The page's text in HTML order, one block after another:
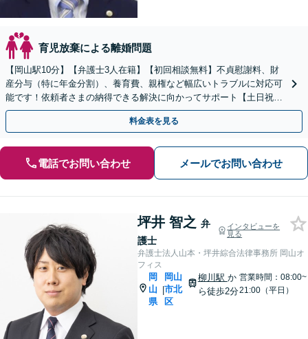
育児放棄による離婚問題
【岡山駅10分】【弁護士3人在籍】【初回相談無料】不貞慰謝料、財
産分与（特に年金分割）、養育費、親権など幅広いトラブルに対応可
能です！依頼者さまの納得できる解決に向かってサポート【土日祝／
夜間対応可】【当日／電話相談可】
料金表を見る
電話でお問い合わせ メールでお問い合わせ
坪井 智之 弁
護士
インタビューを
見る
弁護士法人山本・坪井綜合法律事務所 岡山オ
フィス
岡
山
県
|
岡山
市北
区
柳川駅 か
ら徒歩2分
営業時間：08:00~
21:00（平日）